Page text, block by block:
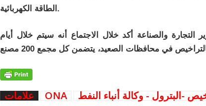
الطاقة الكهربائية.
والصناعة أكد خلال الاجتماع أنه سيتم خلال أيام
علامات ONA -البترول - وكالة أنباء النفط